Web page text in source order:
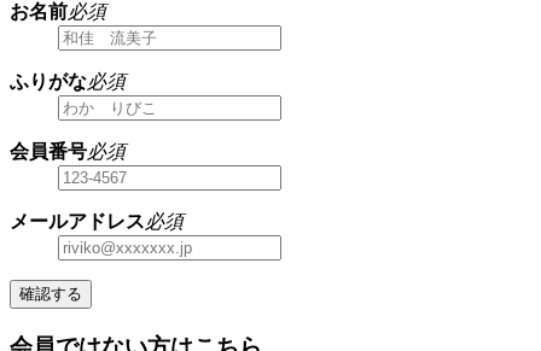
お名前必須
ふりがな必須
会員番号必須
メールアドレス必須
確認する